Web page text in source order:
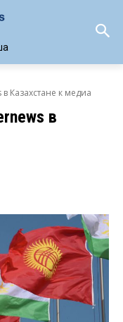
Казахстане к медиа
в